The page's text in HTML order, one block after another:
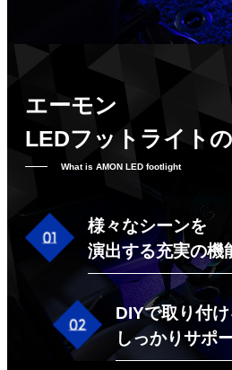
エーモン
LEDフットライト
What is AMON LED footlight
様々なシーンを
演出する充実の機
DIYで取り付け
しっかりサポ